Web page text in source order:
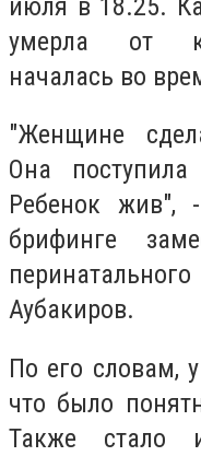
умерла от
началась во
"Женщине
Она
Ребенок жив",
брифинге
Аубакиров.
По его словам,
что было
Также стало